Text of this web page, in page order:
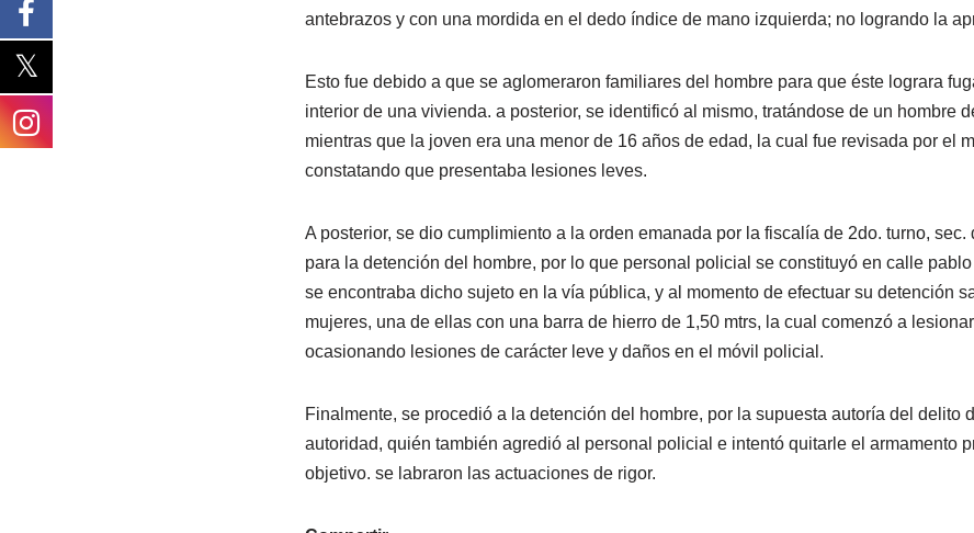
antebrazos y con una mordida en el dedo índice de mano izquierda; no logrando la
Esto fue debido a que se aglomeraron familiares del hombre para que éste lograra
interior de una vivienda. a posterior, se identificó al mismo, tratándose de un hombre
mientras que la joven era una menor de 16 años de edad, la cual fue revisada por el
constatando que presentaba lesiones leves.
A posterior, se dio cumplimiento a la orden emanada por la fiscalía de 2do. turno, sec.
para la detención del hombre, por lo que personal policial se constituyó en calle
se encontraba dicho sujeto en la vía pública, y al momento de efectuar su detención
mujeres, una de ellas con una barra de hierro de 1,50 mtrs, la cual comenzó a
ocasionando lesiones de carácter leve y daños en el móvil policial.
Finalmente, se procedió a la detención del hombre, por la supuesta autoría del delito
autoridad, quién también agredió al personal policial e intentó quitarle el armamento
objetivo. se labraron las actuaciones de rigor.